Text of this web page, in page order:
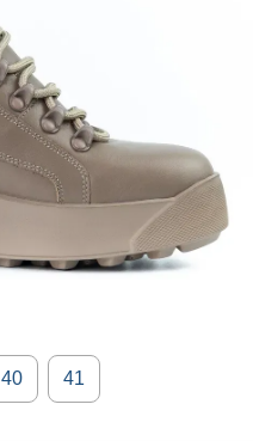
40 41